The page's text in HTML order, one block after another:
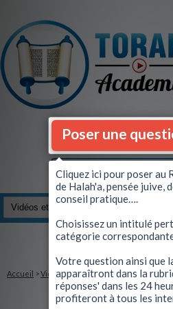
Se connecter|
Poser une
Accueil >Vidéos et Quiz> Le Admor de Belz
Cliquez ici pour poser au
de Halah'a, pensée juive,
conseil pratique….
Choisissez un intitulé
catégorie
Votre question ainsi que
apparaîtront dans la
réponses' dans les 24
profiteront à tous les